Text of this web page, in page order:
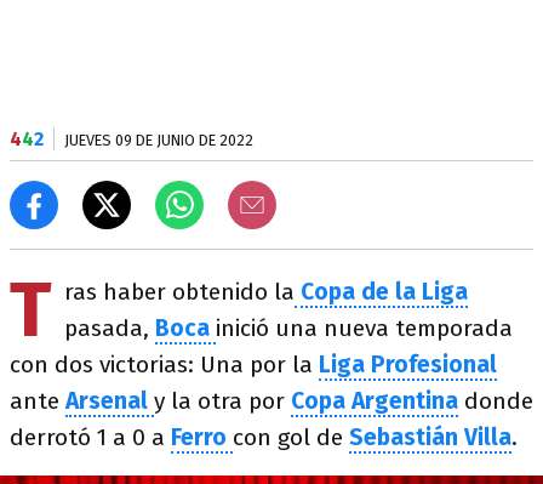
442 JUEVES 09 DE JUNIO DE 2022
T ras haber obtenido la Copa de la Liga
pasada, Boca inició una nueva temporada
con dos victorias: Una por la Liga Profesional
anteArsenal y la otra por Copa Argentina donde
derrotó 1 a 0 a Ferro con gol de Sebastián Villa.